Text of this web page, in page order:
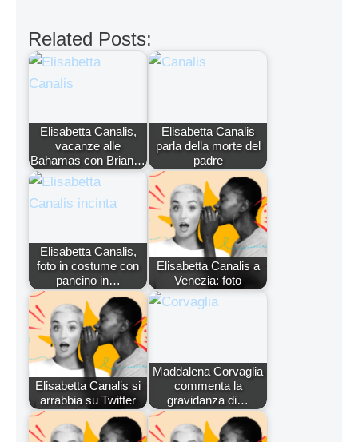
Related Posts:
Elisabetta Canalis,
vacanze alle
Bahamas con Brian…
Elisabetta Canalis
parla della morte del
padre
Elisabetta Canalis,
foto in costume con
pancino in…
Elisabetta Canalis a
Venezia: foto
Elisabetta Canalis si
arrabbia su Twitter
Maddalena Corvaglia
commenta la
gravidanza di…